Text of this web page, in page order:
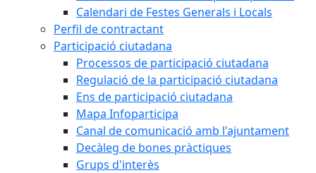
Calendari de Festes Generals i Locals
Perfil de contractant
Participació ciutadana
Processos de participació ciutadana
Regulació de la participació ciutadana
Ens de participació ciutadana
Mapa Infoparticipa
Canal de comunicació amb l'ajuntament
Decàleg de bones pràctiques
Grups d'interès